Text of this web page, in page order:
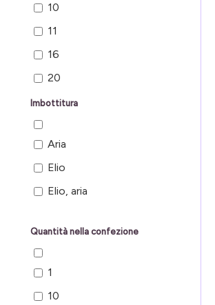
10
11
16
20
31
39
Imbottitura
Aria
Elio
Elio, aria
Quantità nella confezione
1
10